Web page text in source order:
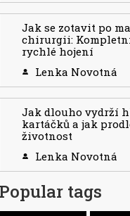
Jak se zotavit po
chirurgii:
rychlé hojení
Lenka Novotná
Jak dlouho vydrží
kartáčků a jak
životnost
Lenka Novotná
Popular tags